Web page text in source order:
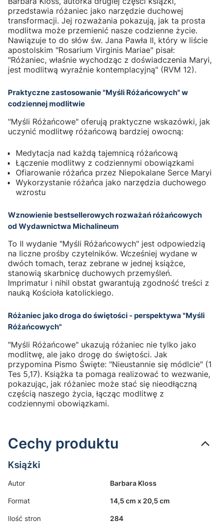
przedstawia różaniec jako narzędzie duchowej
transformacji. Jej rozważania pokazują, jak ta prosta
modlitwa może przemienić nasze codzienne życie.
Nawiązuje to do słów św. Jana Pawła II, który w liście
apostolskim "Rosarium Virginis Mariae" pisał:
"Różaniec, właśnie wychodząc z doświadczenia Maryi,
jest modlitwą wyraźnie kontemplacyjną" (RVM 12).
Praktyczne zastosowanie "Myśli Różańcowych" w
codziennej modlitwie
"Myśli Różańcowe" oferują praktyczne wskazówki, jak
uczynić modlitwę różańcową bardziej owocną:
Medytacja nad każdą tajemnicą różańcową
Łączenie modlitwy z codziennymi obowiązkami
Ofiarowanie różańca przez Niepokalane Serce Maryi
Wykorzystanie różańca jako narzędzia duchowego
wzrostu
Wznowienie bestsellerowych rozważań różańcowych
od Wydawnictwa Michalineum
To II wydanie "Myśli Różańcowych" jest odpowiedzią
na liczne prośby czytelników. Wcześniej wydane w
dwóch tomach, teraz zebrane w jednej książce,
stanowią skarbnicę duchowych przemyśleń.
Imprimatur i nihil obstat gwarantują zgodność treści z
nauką Kościoła katolickiego.
Różaniec jako droga do świętości - perspektywa "Myśli
Różańcowych"
"Myśli Różańcowe" ukazują różaniec nie tylko jako
modlitwę, ale jako drogę do świętości. Jak
przypomina Pismo Święte: "Nieustannie się módlcie" (1
Tes 5,17). Książka ta pomaga realizować to wezwanie,
pokazując, jak różaniec może stać się nieodłączną
częścią naszego życia, łącząc modlitwę z
codziennymi obowiązkami.
Cechy produktu
Książki
Autor Barbara Kloss
Format 14,5 cm x 20,5 cm
Ilość stron 284